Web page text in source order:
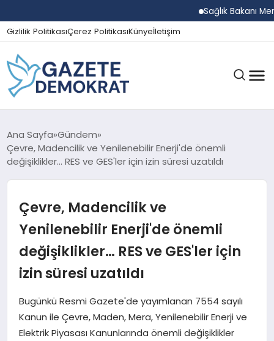
Sağlık Bakanı
Gizlilik PolitikasıÇerez PolitikasıKünyeİletişim
GÜNDEM
EKONOMI
SPOR
MAGAZIN
SAĞLIK
Ana Sayfa Gündem
Çevre, Madencilik ve Yenilenebilir Enerji'de önemli
değişiklikler… RES ve GES'ler için izin süresi uzatıldı
Çevre, Madencilik ve
Yenilenebilir Enerji'de önemli
değişiklikler… RES ve GES'ler için
izin süresi uzatıldı
Bugünkü Resmi Gazete'de yayımlanan 7554 sayılı
Kanun ile Çevre, Maden, Mera, Yenilenebilir Enerji ve
Elektrik Piyasası Kanunlarında önemli değişiklikler